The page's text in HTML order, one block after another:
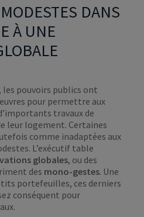
DANS
À UNE
les pouvoirs publics ont
pour permettre aux
travaux de
leur logement. Certaines
comme inadaptées aux
L’exécutif table
globales, ou des
des mono-gestes. Une
portefeuilles, ces derniers
conséquent pour